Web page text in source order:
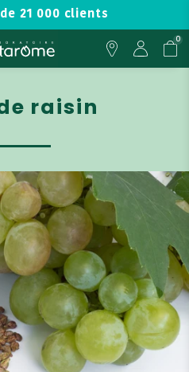
21 000 clients
0
raisin